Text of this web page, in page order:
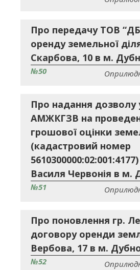
Про передачу ТОВ
оренду земельної
Скарбова, 10 в м.
№50
Про надання дозволу
АМЖКГЗВ на
грошової оцінки
(кадастровий номер
Василя Червонія в м.
№51
Про поновлення гр.
договору оренди
Вербова, 17 в м.
№52